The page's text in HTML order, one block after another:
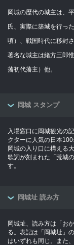
岡城の歴代の城主は、
氏、実際に築城を行っ
頃）、戦国時代に移封
著名な城主は緒方三郎
藩初代藩主）他。
岡城 スタンプ
入場窓口に岡城観光の
クターに人気の日本
岡城の入り口に構える
歌詞が刻まれた「荒城
す。
岡城址 読み方
岡城址、読み方は「お
る。表記は「岡城址」
はいずれも同じ。また